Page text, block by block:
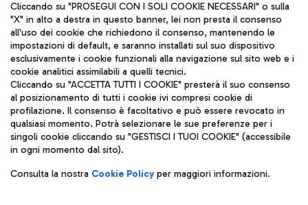
Pizza
Gelateria
Autobus
Scopri le linee di autobus per raggiungere l'aeroporto
Leonardo Da Vinci.
Ristoranti
Scopri la nostra offerta per una pausa gustosa in aeroporto
Aeroporti di Roma S.p.A. - Società soggetta a direzione e
coordinamento di Mundys S.p.A.
Codice fiscale e Registro delle Imprese di Roma 13032990155 P.
IVA 06572251004
Capitale sociale 62.224.743,00 int. vers.
Sede legale: Via Pier Paolo Racchetti 1 - 00054 Fiumicino (RM)
telefono +39 06 65951
Privacy policy
Note legali
Cliccando su "PROSEGUI CON I SOLI COOKIE NECESSARI" o sulla
"X" in alto a destra in questo banner, lei non presta il consenso
all'uso dei cookie che richiedono il consenso, mantenendo le
impostazioni di default, e saranno installati sul suo dispositivo
esclusivamente i cookie funzionali alla navigazione sul sito web e i
cookie analitici assimilabili a quelli tecnici.
Cliccando su "ACCETTA TUTTI I COOKIE" presterà il suo consenso
al posizionamento di tutti i cookie ivi compresi cookie di
profilazione. Il consenso è facoltativo e può essere revocato in
qualsiasi momento. Potrà selezionare le sue preferenze per i
singoli cookie cliccando su "GESTISCI I TUOI COOKIE" (accessibile
in ogni momento dal sito).
Consulta la nostra Cookie Policyper maggiori informazioni.